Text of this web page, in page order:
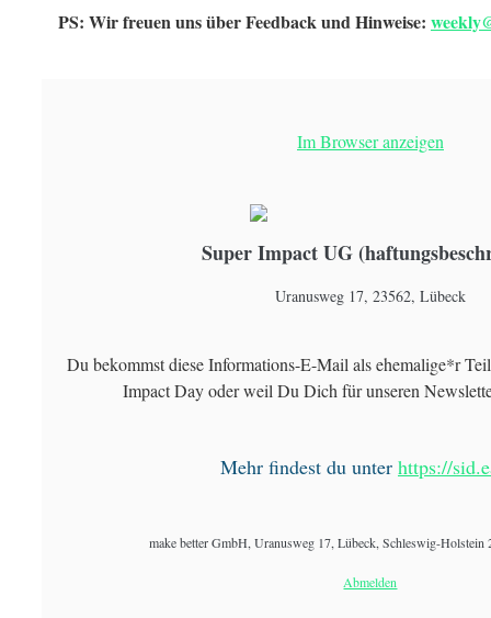
PS: Wir freuen uns über Feedback und Hinweise:
Im Browser anzeigen
Super Impact UG
Uranusweg 17, 23562, Lübeck
Du bekommst diese Informations-E-Mail als ehemalige*r
Impact Day oder weil Du Dich für unseren
Mehr findest du unter https://
make better GmbH, Uranusweg 17, Lübeck, Schleswig-Holstein
Abmelden